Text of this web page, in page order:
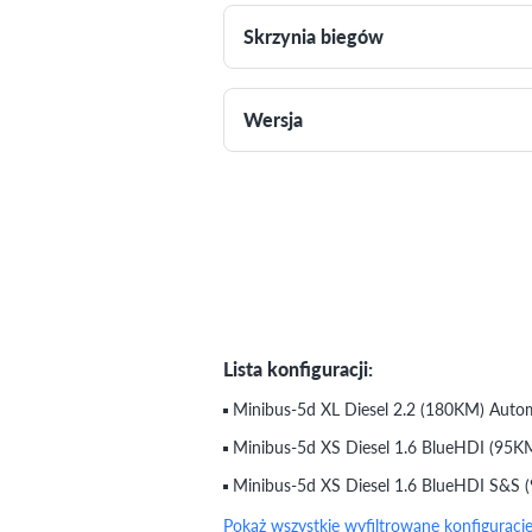
Skrzynia biegów
Wersja
Lista konfiguracji:
Minibus-5d XL Diesel 2.2 (180KM)
Minibus-5d XS Diesel 1.6 BlueHDI
Minibus-5d XS Diesel 1.6 BlueHDI S&S
Pokaż wszystkie wyfiltrowane konfiguracje